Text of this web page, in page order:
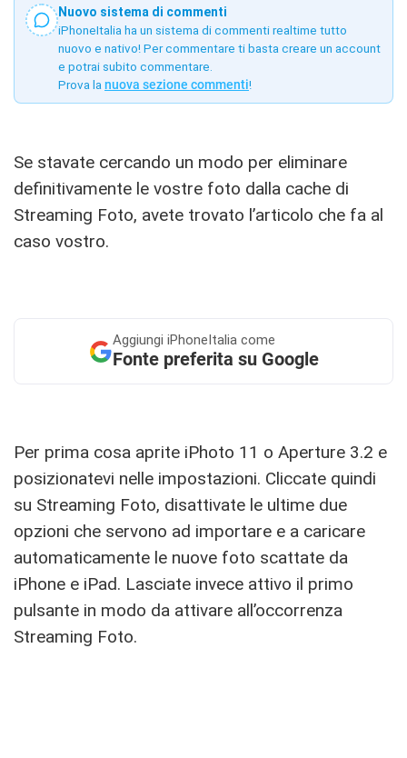
Nuovo sistema di commenti
iPhoneItalia ha un sistema di commenti realtime tutto
nuovo e nativo! Per commentare ti basta creare un account
e potrai subito commentare.
Prova la nuova sezione commenti!
Se stavate cercando un modo per eliminare
definitivamente le vostre foto dalla cache di
Streaming Foto, avete trovato l’articolo che fa al
caso vostro.
Aggiungi iPhoneItalia come
Fonte preferita su Google
Per prima cosa aprite iPhoto 11 o Aperture 3.2 e
posizionatevi nelle impostazioni. Cliccate quindi
su Streaming Foto, disattivate le ultime due
opzioni che servono ad importare e a caricare
automaticamente le nuove foto scattate da
iPhone e iPad. Lasciate invece attivo il primo
pulsante in modo da attivare all’occorrenza
Streaming Foto.